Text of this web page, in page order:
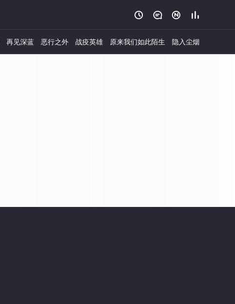
   
再见深蓝 恶行之外 战疫英雄 原来我们如此陌生 隐入尘烟